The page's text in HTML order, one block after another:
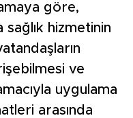
göre,
hizmetinin
ve
uygulama
arasında